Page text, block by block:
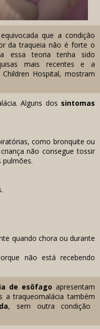
que a condição
da traqueia não é forte o
essa teoria tenha sido
mais recentes e a
Hospital, mostram
Alguns dos sintomas
como bronquite ou
não consegue tossir
pulmões.
quando chora ou durante
não está recebendo
de esôfago apresentam
a traqueomalácia também
, sem outra condição